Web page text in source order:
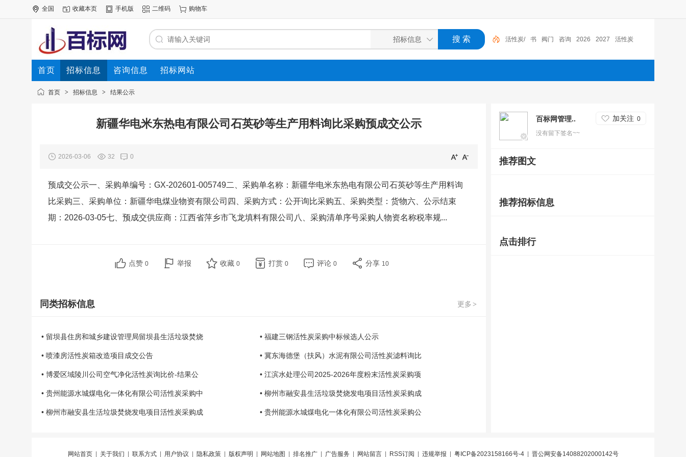
全国 收藏本页 手机版 二维码 购物车
活性炭/ 书 阀门 咨询 2026 2027 活性炭
首页 招标信息 咨询信息 招标网站
首页 > 招标信息 > 结果公示
新疆华电米东热电有限公司石英砂等生产用料询比采购预成交公示
2026-03-06 32 0
预成交公示一、采购单编号：GX-202601-005749二、采购单名称：新疆华电米东热电有限公司石英砂等生产用料询
比采购三、采购单位：新疆华电煤业物资有限公司四、采购方式：公开询比采购五、采购类型：货物六、公示结束
期：2026-03-05七、预成交供应商：江西省萍乡市飞龙填料有限公司八、采购清单序号采购人物资名称税率规...
点赞 0 举报 收藏 0 打赏 0 评论 0 分享 10
更多 >
同类招标信息
• 留坝县住房和城乡建设管理局留坝县生活垃圾焚烧 • 福建三钢活性炭采购中标候选人公示
• 喷漆房活性炭箱改造项目成交公告 • 冀东海德堡（扶风）水泥有限公司活性炭滤料询比
• 博爱区域陵川公司空气净化活性炭询比价-结果公 • 江滨水处理公司2025-2026年度粉末活性炭采购项
• 贵州能源水城煤电化一体化有限公司活性炭采购中 • 柳州市融安县生活垃圾焚烧发电项目活性炭采购成
• 柳州市融安县生活垃圾焚烧发电项目活性炭采购成 • 贵州能源水城煤电化一体化有限公司活性炭采购公
百标网管理.. 加关注 0
没有留下签名~~
推荐图文
推荐招标信息
点击排行
网站首页| 关于我们 联系方式| 用户协议 隐私政策| 版权声明 网站地图 排名推广| 广告服务 网站留言| RSS订阅 违规举报 粤ICP备2023158166号-4| 晋公网安备14088202000142号